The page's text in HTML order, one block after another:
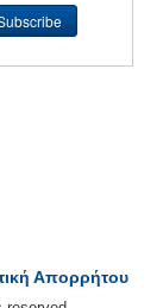
Απορρήτου